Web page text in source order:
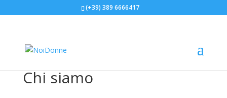
(+39) 389 6666417
Chi siamo